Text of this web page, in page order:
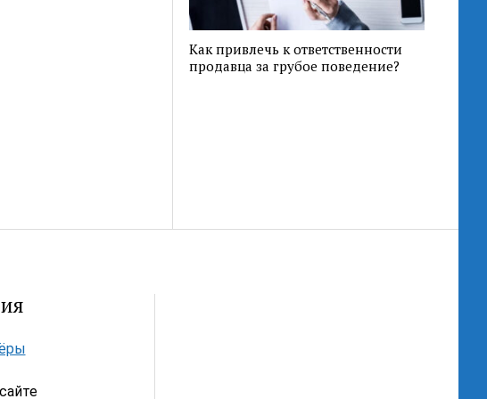
Как привлечь к ответственности
продавца за грубое поведение?